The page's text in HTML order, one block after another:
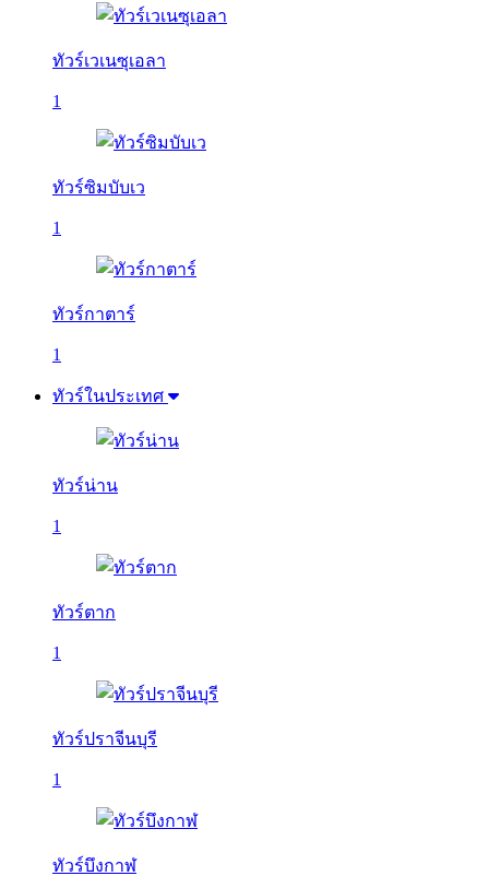
ทัวร์เวเนซุเอลา
1
ทัวร์ซิมบับเว
1
ทัวร์กาตาร์
1
ทัวร์ในประเทศ
ทัวร์น่าน
1
ทัวร์ตาก
1
ทัวร์ปราจีนบุรี
1
ทัวร์บึงกาฬ